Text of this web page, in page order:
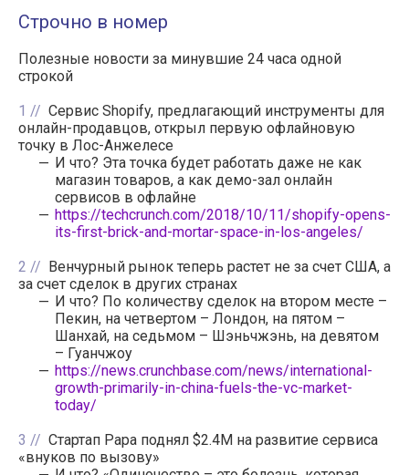
Строчно в номер
Полезные новости за минувшие 24 часа одной
строкой
1
Сервис Shopify, предлагающий инструменты для
онлайн-продавцов, открыл первую офлайновую
точку в Лос-Анжелесе
И что? Эта точка будет работать даже не как
магазин товаров, а как демо-зал онлайн
сервисов в офлайне
https://techcrunch.com/2018/10/11/shopify-opens-
its-first-brick-and-mortar-space-in-los-angeles/
2
Венчурный рынок теперь растет не за счет США, а
за счет сделок в других странах
И что? По количеству сделок на втором месте –
Пекин, на четвертом – Лондон, на пятом –
Шанхай, на седьмом – Шэньчжэнь, на девятом
– Гуанчжоу
https://news.crunchbase.com/news/international-
growth-primarily-in-china-fuels-the-vc-market-
today/
3
Стартап Papa поднял $2.4M на развитие сервиса
«внуков по вызову»